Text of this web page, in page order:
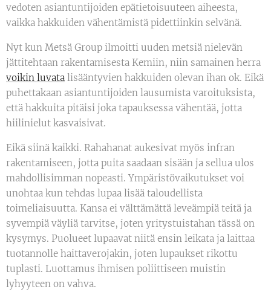
vedoten asiantuntijoiden epätietoisuuteen aiheesta,
vaikka hakkuiden vähentämistä pidettiinkin selvänä.
Nyt kun Metsä Group ilmoitti uuden metsiä nielevän
jättitehtaan rakentamisesta Kemiin, niin samainen herra
voikin luvata lisääntyvien hakkuiden olevan ihan ok. Eikä
puhettakaan asiantuntijoiden lausumista varoituksista,
että hakkuita pitäisi joka tapauksessa vähentää, jotta
hiilinielut kasvaisivat.
Eikä siinä kaikki. Rahahanat aukesivat myös infran
rakentamiseen, jotta puita saadaan sisään ja sellua ulos
mahdollisimman nopeasti. Ympäristövaikutukset voi
unohtaa kun tehdas lupaa lisää taloudellista
toimeliaisuutta. Kansa ei välttämättä leveämpiä teitä ja
syvempiä väyliä tarvitse, joten yritystuistahan tässä on
kysymys. Puolueet lupaavat niitä ensin leikata ja laittaa
tuotannolle haittaverojakin, joten lupaukset rikottu
tuplasti. Luottamus ihmisen poliittiseen muistin
lyhyyteen on vahva.